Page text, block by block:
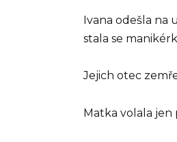
Ivana odešla
stala se
Jejich otec
Matka volala jen